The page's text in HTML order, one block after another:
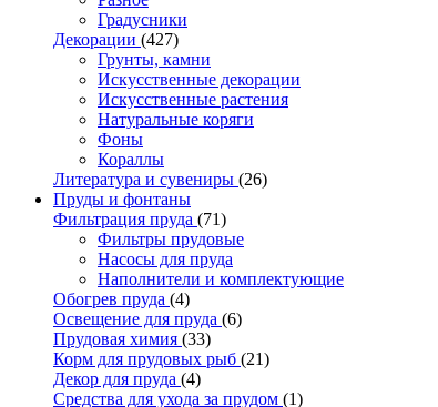
Градусники
Декорации (427)
Грунты, камни
Искусственные декорации
Искусственные растения
Натуральные коряги
Фоны
Кораллы
Литература и сувениры (26)
Пруды и фонтаны
Фильтрация пруда (71)
Фильтры прудовые
Насосы для пруда
Наполнители и комплектующие
Обогрев пруда (4)
Освещение для пруда (6)
Прудовая химия (33)
Корм для прудовых рыб (21)
Декор для пруда (4)
Средства для ухода за прудом (1)